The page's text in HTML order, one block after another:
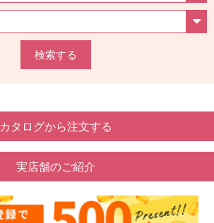
検索する
カタログから注文する
実店舗のご紹介